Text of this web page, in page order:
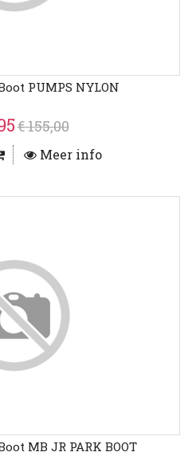
PUMPS NYLON
€ 155,00
Meer info
MB JR PARK BOOT